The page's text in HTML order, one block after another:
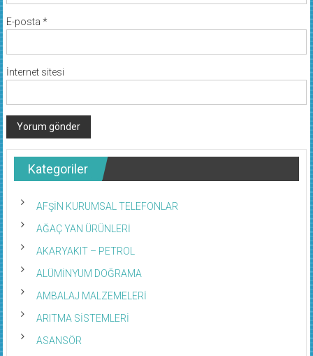
E-posta *
İnternet sitesi
Kategoriler
AFŞİN KURUMSAL TELEFONLAR
AĞAÇ YAN ÜRÜNLERİ
AKARYAKIT – PETROL
ALÜMİNYUM DOĞRAMA
AMBALAJ MALZEMELERİ
ARITMA SİSTEMLERİ
ASANSÖR